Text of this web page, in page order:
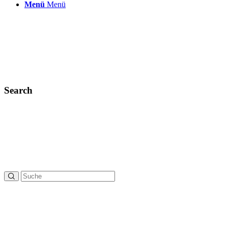
Menü Menü
Search